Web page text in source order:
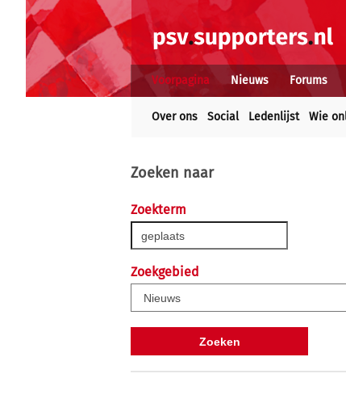
Voorpagina Nieuws Forums
Over ons Social Ledenlijst Wie
Zoeken naar
Zoekterm
Zoekgebied